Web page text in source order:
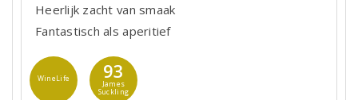
Heerlijk zacht van smaak
Fantastisch als aperitief
WineLife 93
James
Suckling